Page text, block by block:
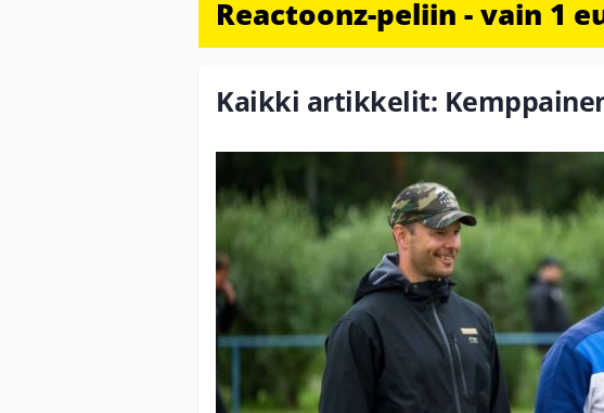
Reactoonz-peliin - vain 1
Kaikki artikkelit: